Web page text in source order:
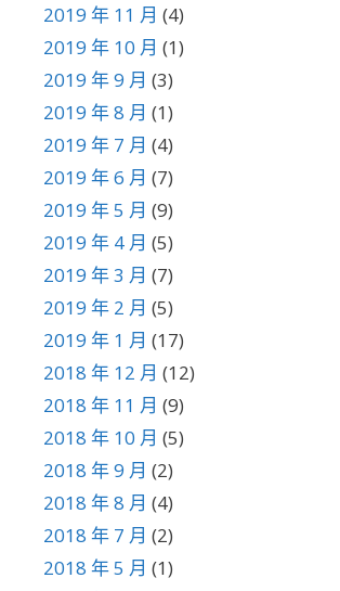
2019 年 11 月 (4)
2019 年 10 月 (1)
2019 年 9 月 (3)
2019 年 8 月 (1)
2019 年 7 月 (4)
2019 年 6 月 (7)
2019 年 5 月 (9)
2019 年 4 月 (5)
2019 年 3 月 (7)
2019 年 2 月 (5)
2019 年 1 月 (17)
2018 年 12 月 (12)
2018 年 11 月 (9)
2018 年 10 月 (5)
2018 年 9 月 (2)
2018 年 8 月 (4)
2018 年 7 月 (2)
2018 年 5 月 (1)